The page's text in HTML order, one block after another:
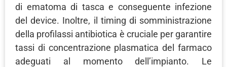
di ematoma di tasca e conseguente infezione
del device. Inoltre, il timing di somministrazione
della profilassi antibiotica è cruciale per garantire
tassi di concentrazione plasmatica del farmaco
adeguati al momento dell’impianto. Le